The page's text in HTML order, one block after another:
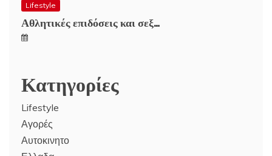
Lifestyle
Αθλητικές επιδόσεις και σεξ…
Κατηγορίες
Lifestyle
Αγορές
Αυτοκινητο